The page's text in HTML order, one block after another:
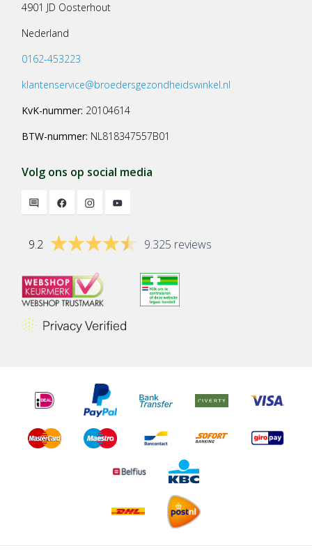
4901 JD Oosterhout
Nederland
0162-453223
klantenservice@broedersgezondheidswinkel.nl
KvK-nummer: 20104614
BTW-nummer: NL818347557B01
Volg ons op social media
9.2 9.325 reviews